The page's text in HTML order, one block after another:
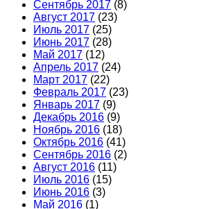
Сентябрь 2017 (8)
Август 2017 (23)
Июль 2017 (25)
Июнь 2017 (28)
Май 2017 (12)
Апрель 2017 (24)
Март 2017 (22)
Февраль 2017 (23)
Январь 2017 (9)
Декабрь 2016 (9)
Ноябрь 2016 (18)
Октябрь 2016 (41)
Сентябрь 2016 (2)
Август 2016 (11)
Июль 2016 (15)
Июнь 2016 (3)
Май 2016 (1)